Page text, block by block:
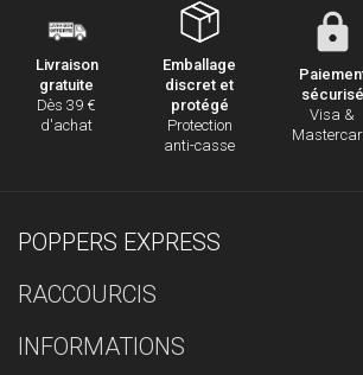
Livraison
gratuite
Dès 39 €
d'achat
Emballage
discret et
protégé
Protection
anti-casse
sécurisé
Visa &
POPPERS EXPRESS
RACCOURCIS
INFORMATIONS